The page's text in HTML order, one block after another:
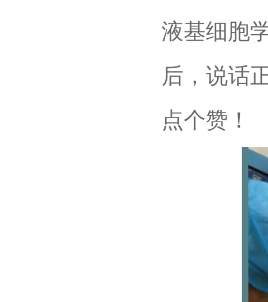
液基细胞
后，说话
点个赞！